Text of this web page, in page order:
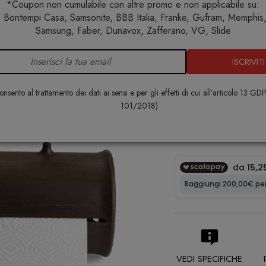
*Coupon non cumulabile con altre promo e non applicabile su:
Bontempi Casa, Samsonite, BBB Italia, Franke, Gufram,
Samsung, Faber, Dunavox, Zafferano, VG, Slide
ISCRIVITI
al trattamento dei dati ai sensi e per gli effetti di cui all'articolo 13
101/2018)
Home Cucina Accessori Cucina Portascottex Scoiattolo
QUALY
VEDI SPECIFICHE